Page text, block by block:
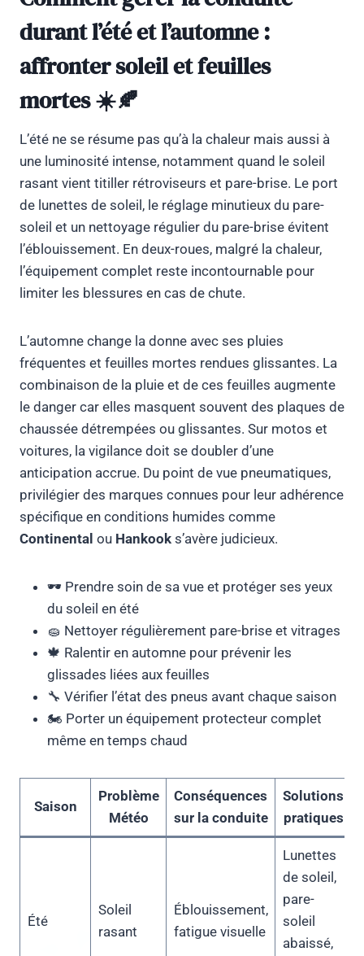
durant l’été et l’automne :
affronter soleil et feuilles
mortes ☀️🍂
L’été ne se résume pas qu’à la chaleur mais aussi à
une luminosité intense, notamment quand le soleil
rasant vient titiller rétroviseurs et pare-brise. Le port
de lunettes de soleil, le réglage minutieux du pare-
soleil et un nettoyage régulier du pare-brise évitent
l’éblouissement. En deux-roues, malgré la chaleur,
l’équipement complet reste incontournable pour
limiter les blessures en cas de chute.
L’automne change la donne avec ses pluies
fréquentes et feuilles mortes rendues glissantes. La
combinaison de la pluie et de ces feuilles augmente
le danger car elles masquent souvent des plaques de
chaussée détrempées ou glissantes. Sur motos et
voitures, la vigilance doit se doubler d’une
anticipation accrue. Du point de vue pneumatiques,
privilégier des marques connues pour leur adhérence
spécifique en conditions humides comme
Continental ou Hankook s’avère judicieux.
🕶️ Prendre soin de sa vue et protéger ses yeux
du soleil en été
🧽 Nettoyer régulièrement pare-brise et vitrages
🍁 Ralentir en automne pour prévenir les
glissades liées aux feuilles
🔧 Vérifier l’état des pneus avant chaque saison
🏍️ Porter un équipement protecteur complet
même en temps chaud
Saison
Problème
Météo
Conséquences
sur la conduite
Solutions
pratiques
Été
Soleil
rasant
Éblouissement,
fatigue visuelle
Lunettes
de soleil,
pare-
soleil
abaissé,